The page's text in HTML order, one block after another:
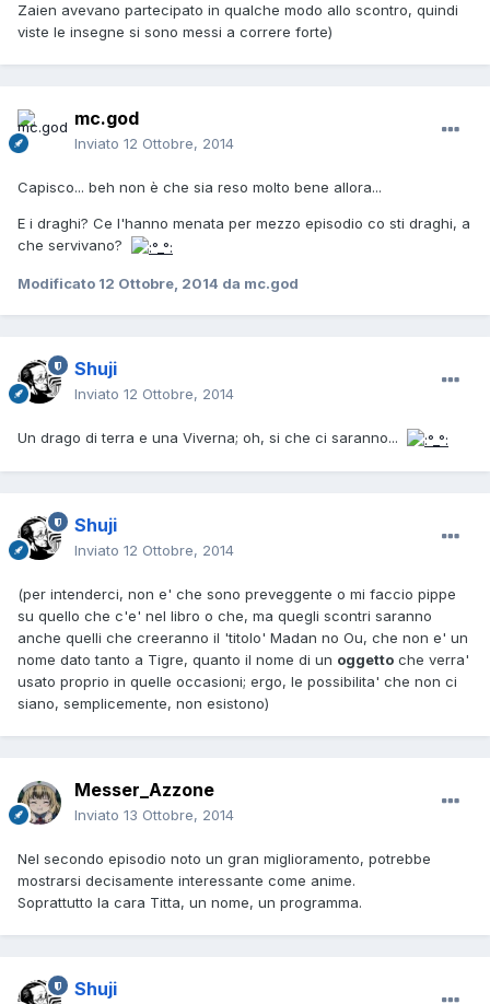
Zaien avevano partecipato in qualche modo allo scontro, quindi
viste le insegne si sono messi a correre forte)
mc.god
Inviato 12 Ottobre, 2014
Capisco... beh non è che sia reso molto bene allora...
E i draghi? Ce l'hanno menata per mezzo episodio co sti draghi, a
che servivano?
Modificato 12 Ottobre, 2014 da mc.god
Shuji
Inviato 12 Ottobre, 2014
Un drago di terra e una Viverna; oh, si che ci saranno...
Shuji
Inviato 12 Ottobre, 2014
(per intenderci, non e' che sono preveggente o mi faccio pippe
su quello che c'e' nel libro o che, ma quegli scontri saranno
anche quelli che creeranno il 'titolo' Madan no Ou, che non e' un
nome dato tanto a Tigre, quanto il nome di un oggetto che verra'
usato proprio in quelle occasioni; ergo, le possibilita' che non ci
siano, semplicemente, non esistono)
Messer_Azzone
Inviato 13 Ottobre, 2014
Nel secondo episodio noto un gran miglioramento, potrebbe
mostrarsi decisamente interessante come anime.
Soprattutto la cara Titta, un nome, un programma.
Shuji